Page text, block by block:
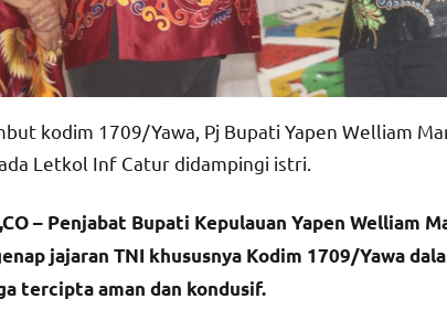
kodim 1709/Yawa, Pj Bupati Yapen Welliam
Letkol Inf Catur didampingi istri.
– Penjabat Bupati Kepulauan Yapen Welliam
jajaran TNI khususnya Kodim 1709/Yawa
tercipta aman dan kondusif.